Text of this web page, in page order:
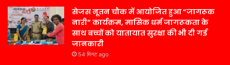
सेजस नूतन चौक में आयोजित हुआ “जागरूक
नारी” कार्यक्रम, मासिक धर्म जागरूकता के
साथ बच्चों को यातायात सुरक्षा की भी दी गई
जानकारी
54 मिनट ago